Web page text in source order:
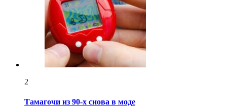
2
Тамагочи из 90-х снова в моде